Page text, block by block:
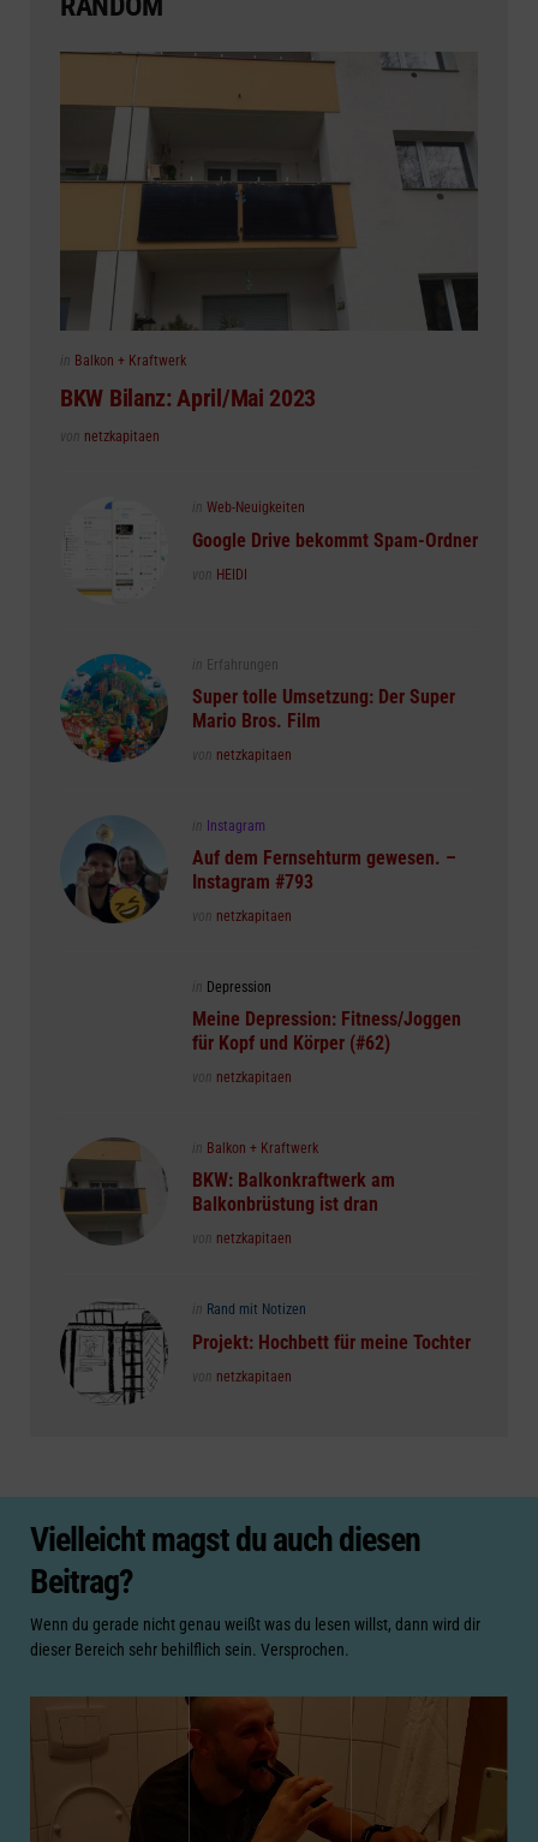
Posted
in Balkon + Kraftwerk
BKW Bilanz: April/Mai 2023
Posted
von netzkapitaen
Posted
in Web-Neuigkeiten
Google Drive bekommt Spam-Ordner
Posted
von HEIDI
Posted
in
in Erfahrungen
Super tolle Umsetzung: Der Super
Mario Bros. Film
Posted
von netzkapitaen
Posted
in
in Instagram
Auf dem Fernsehturm gewesen. –
Instagram #793
Posted
von netzkapitaen
Posted
in
in Depression
Meine Depression: Fitness/Joggen
für Kopf und Körper (#62)
Posted
von netzkapitaen
Posted
in
in Balkon + Kraftwerk
BKW: Balkonkraftwerk am
Balkonbrüstung ist dran
Posted
von netzkapitaen
Posted
in Rand mit Notizen
Projekt: Hochbett für meine Tochter
Posted
von netzkapitaen
Vielleicht magst du auch diesen
Beitrag?
Wenn du gerade nicht genau weißt was du lesen willst, dann wird dir
dieser Bereich sehr behilflich sein. Versprochen.